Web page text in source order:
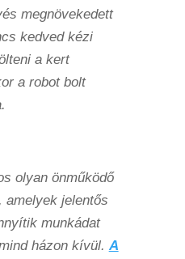
megnövekedett
kedved kézi
a kert
a robot bolt
olyan önműködő
amelyek jelentős
munkádat
házon kívül. A